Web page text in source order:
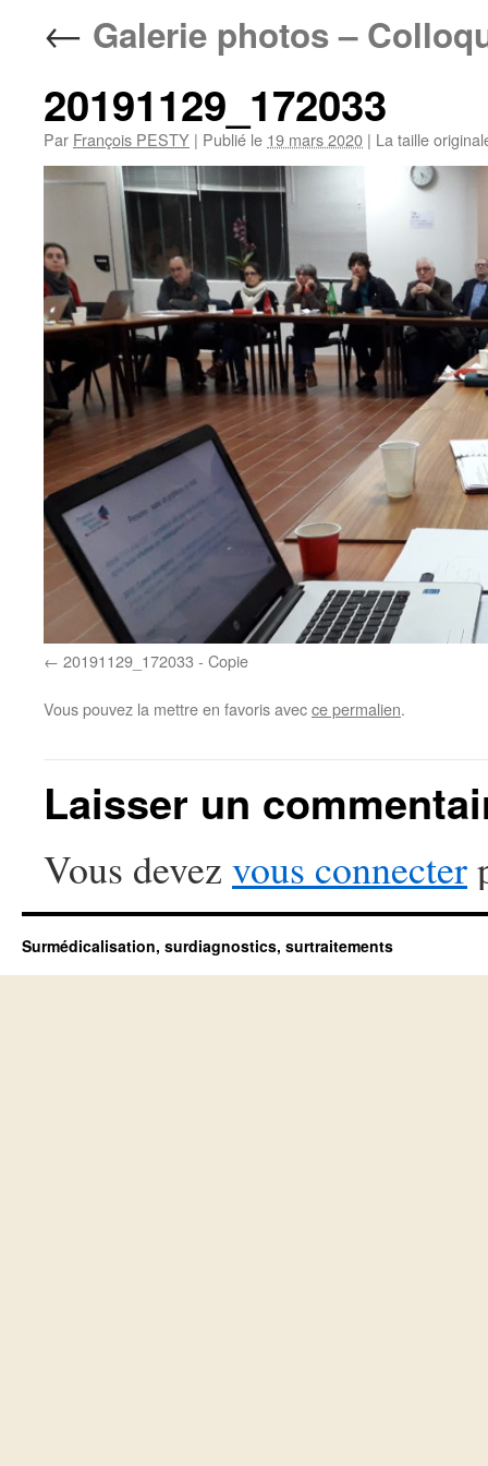
← Galerie photos –
20191129_172033
Par François PESTY | Publié le 19 mars 2020 | La taille
20191129_172033 - Copie
Vous pouvez la mettre en favoris avecce permalien.
Laisser un
Vous devez vous connecter
Surmédicalisation, surdiagnostics, surtraitements